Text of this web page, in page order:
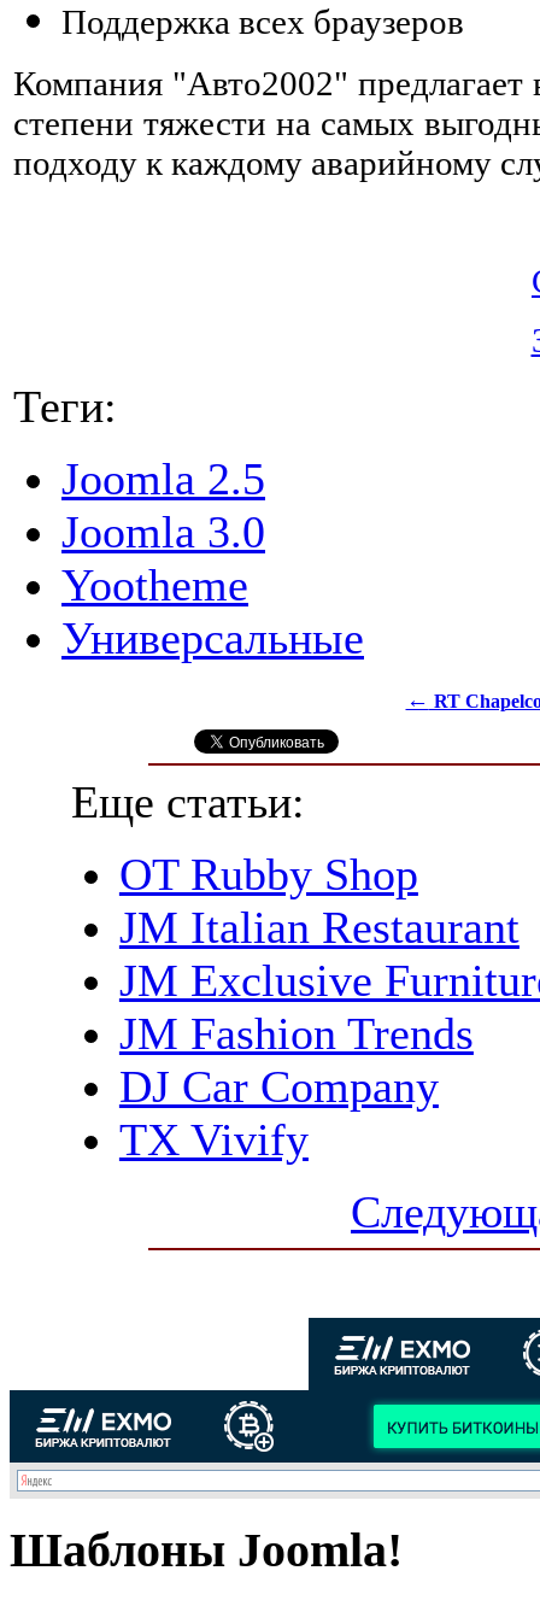
Поддержка всех браузеров
Компания "Авто2002"
степени тяжести на самых
подходу к каждому аварийному
Теги:
Joomla 2.5
Joomla 3.0
Yootheme
Универсальные
← RT
Еще статьи:
OT Rubby Shop
JM Italian Restaurant
JM Exclusive
JM Fashion Trends
DJ Car Company
TX Vivify
Шаблоны Joomla!